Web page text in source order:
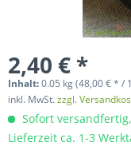
2,40 € *
Inhalt:0.05 kg (48,00 € * /
inkl. MwSt.zzgl.
Sofort versandfertig,
Lieferzeit ca. 1-3